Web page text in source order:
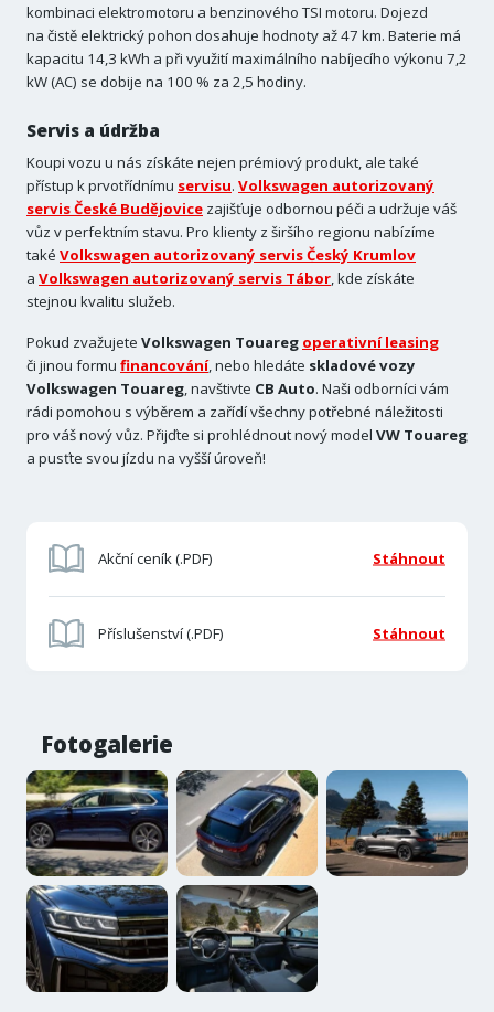
kombinaci elektromotoru a benzinového TSI motoru. Dojezd
na čistě elektrický pohon dosahuje hodnoty až 47 km. Baterie má
kapacitu 14,3 kWh a při využití maximálního nabíjecího výkonu 7,2
kW (AC) se dobije na 100 % za 2,5 hodiny.
Servis a údržba
Koupi vozu u nás získáte nejen prémiový produkt, ale také
přístup k prvotřídnímu servisu. Volkswagen autorizovaný
servis České Budějovice zajišťuje odbornou péči a udržuje váš
vůz v perfektním stavu. Pro klienty z širšího regionu nabízíme
také Volkswagen autorizovaný servis Český Krumlov
a Volkswagen autorizovaný servis Tábor, kde získáte
stejnou kvalitu služeb.
Pokud zvažujete Volkswagen Touareg operativní leasing
či jinou formu financování, nebo hledáte skladové vozy
Volkswagen Touareg, navštivte CB Auto. Naši odborníci vám
rádi pomohou s výběrem a zařídí všechny potřebné náležitosti
pro váš nový vůz. Přijďte si prohlédnout nový model VW Touareg
a pusťte svou jízdu na vyšší úroveň!
Akční ceník (.PDF) Stáhnout
Příslušenství (.PDF) Stáhnout
Fotogalerie